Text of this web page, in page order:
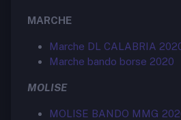
MARCHE
Marche DL CALABRIA
Marche bando borse 2020
MOLISE
MOLISE BANDO MMG